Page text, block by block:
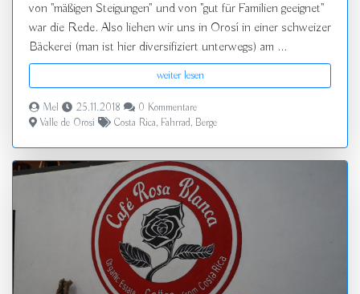
von "mäßigen Steigungen" und von "gut für Familien geeignet"
war die Rede. Also liehen wir uns in Orosí in einer schweizer
Bäckerei (man ist hier diversifiziert unterwegs) am ...
weiter lesen
Mel 25.11.2018
0 Kommentare
Valle de Orosí
Costa Rica, Fahrrad, Berge